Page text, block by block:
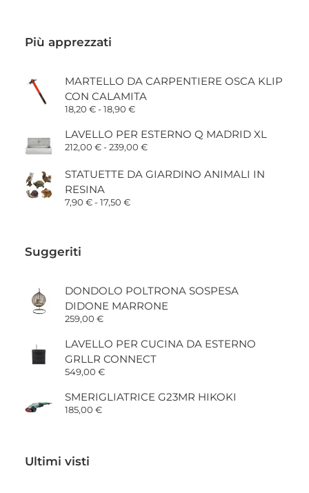
Più apprezzati
MARTELLO DA CARPENTIERE OSCA KLIP
CON CALAMITA
18,20 €-18,90 €Fascia
prezzo:
da
18,20 €
18,90 €
LAVELLO PER ESTERNO Q MADRID XL
212,00 €-239,00 €Fascia
da
STATUETTE DA GIARDINO ANIMALI IN
RESINA
7,90 €-17,50 €Fascia
Suggeriti
DONDOLO POLTRONA SOSPESA
DIDONE MARRONE
259,00 €
LAVELLO PER CUCINA DA ESTERNO
GRLLR CONNECT
549,00 €
SMERIGLIATRICE G23MR HIKOKI
185,00 €
Ultimi visti